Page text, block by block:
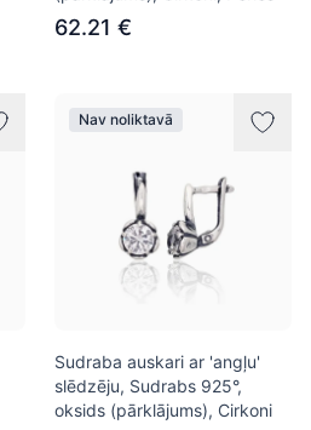
62.21 €
Nav noliktavā
Sudraba auskari ar 'angļu'
slēdzēju, Sudrabs 925°,
oksids (pārklājums), Cirkoni